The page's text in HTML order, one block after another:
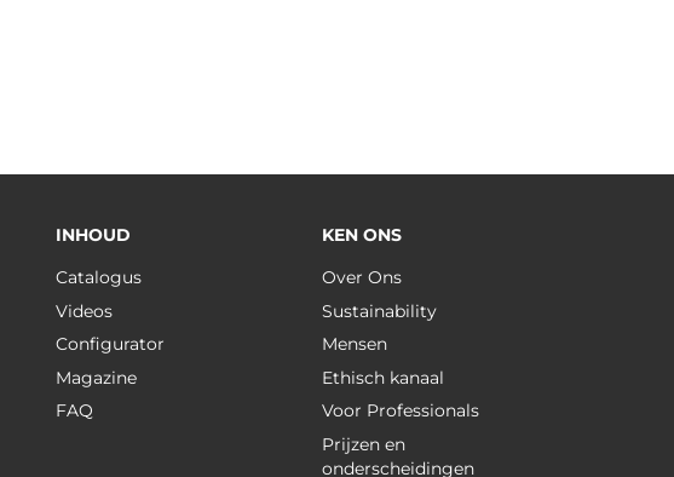
INHOUD
Catalogus
Videos
Configurator
Magazine
FAQ
KEN ONS
Over Ons
Sustainability
Mensen
Ethisch kanaal
Voor Professionals
Prijzen en
onderscheidingen